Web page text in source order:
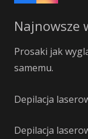
Najnowsze
Prosaki jak
samemu.
Depilacja
Depilacja